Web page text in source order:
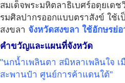
สมเด็จพระมหิตลาธิเบศร์อดุยเด
รมศิลปากรออกแบบตราสังข์ ใช้เ
สงขลา จังหวัดสงขลา ใช้อักษรย่
คำขวัญและแผนที่จังหวัด
"นกน้ำเพลินตา สมิหลาเพลินใจ เ
สะพานป๋า ศูนย์การค้าแดนใต้"